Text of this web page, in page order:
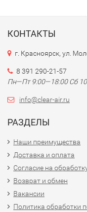
КОНТАКТЫ
г. Красноярск, ул.
8 391 290-21-57
Пн—Пт 9:00—18:00 Сб
info@clear-air.ru
РАЗДЕЛЫ
Наши преимущества
Доставка и оплата
Согласие на
Возврат и обмен
Вакансии
Политика обработки